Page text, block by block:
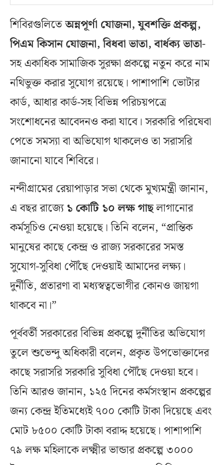
শিবিরগুলিতেঅন্নপূর্ণা যোজনা, যুবশক্তি প্রকল্প,
পিএম কিসান যোজনা, বিধবা ভাতা, বার্ধক্য ভাতা-
সহ একাধিক সামাজিক সুরক্ষা প্রকল্পে নতুন করে নাম
নথিভুক্ত করার সুযোগ রয়েছে। পাশাপাশি ভোটার
কার্ড, আধার কার্ড-সহ বিভিন্ন পরিচয়পত্রে
সংশোধনের আবেদনও করা যাবে। সরকারি পরিষেবা
পেতে সমস্যা বা অভিযোগ থাকলেও তা সরাসরি
জানানো যাবে শিবিরে।
নন্দীগ্রামের রেয়াপাড়ার সভা থেকে মুখ্যমন্ত্রী জানান,
এ বছর রাজ্যে১ কোটি ১০ লক্ষ গাছলাগানোর
কর্মসূচিও নেওয়া হয়েছে। তিনি বলেন, “প্রান্তিক
মানুষের কাছে কেন্দ্র ও রাজ্য সরকারের সমস্ত
সুযোগ-সুবিধা পৌঁছে দেওয়াই আমাদের লক্ষ্য।
দুর্নীতি, প্রতারণা বা মধ্যস্বত্বভোগীর কোনও জায়গা
থাকবে না।”
পূর্ববর্তী সরকারের বিভিন্ন প্রকল্পে দুর্নীতির অভিযোগ
তুলে শুভেন্দু অধিকারী বলেন, প্রকৃত উপভোক্তাদের
কাছে সরাসরি সরকারি সুবিধা পৌঁছে দেওয়া হবে।
তিনি আরও জানান, ১২৫ দিনের কর্মসংস্থান প্রকল্পের
জন্য কেন্দ্র ইতিমধ্যেই ৭০০ কোটি টাকা দিয়েছে এবং
মোট ৮৫০০ কোটি টাকা বরাদ্দ হয়েছে। পাশাপাশি
৭৯ লক্ষ মহিলাকে লক্ষ্মীর ভান্ডার প্রকল্পে ৩০০০